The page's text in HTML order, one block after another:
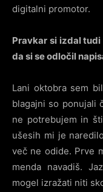
digitalni promotor.
Pravkar si izdal tudi
da si se odločil
Lani oktobra sem
blagajni so ponujali
ne potrebujem in
ušesih mi je
več ne odide. Prve
menda navadiš.
mogel izražati niti